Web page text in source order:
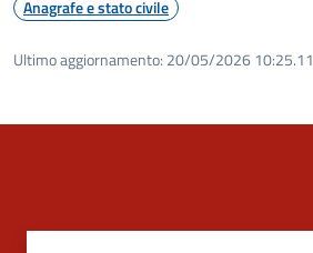
Anagrafe e stato civile
Ultimo aggiornamento: 20/05/2026 10:25.11